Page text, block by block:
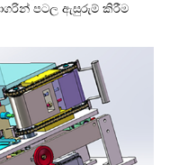
පටල ඇසුරුම් කිරීම